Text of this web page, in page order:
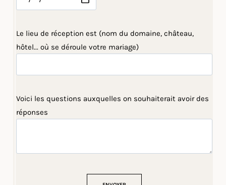
Le lieu de réception est (nom du domaine, château,
hôtel... où se déroule votre mariage)
Voici les questions auxquelles on souhaiterait avoir des
réponses